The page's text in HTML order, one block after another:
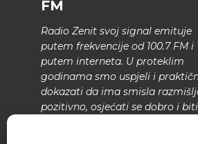
FM
Radio Zenit svoj signal emituje
putem frekvencije od 100.7 FM i
putem interneta. U proteklim
godinama smo uspjeli i
dokazati da ima smisla
pozitivno, osjećati se dobro i biti